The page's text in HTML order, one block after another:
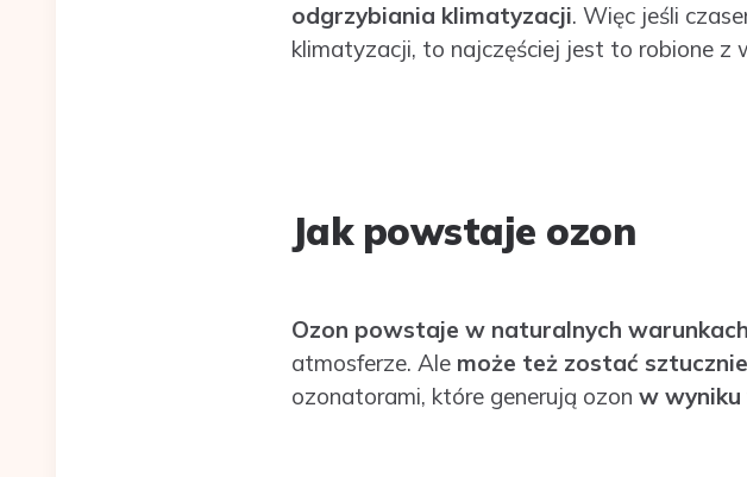
odgrzybiania klimatyzacji. Więc jeśli
klimatyzacji, to najczęściej jest to robione z
Jak powstaje ozon
Ozon powstaje w naturalnych warunkach
atmosferze. Ale może też zostać
ozonatorami, które generują ozon w wyniku